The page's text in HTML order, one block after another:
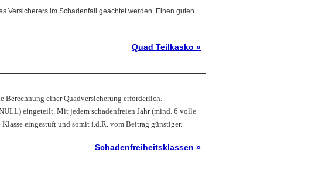
Versicherers im Schadenfall geachtet werden. Einen guten
Quad Teilkasko »
Berechnung einer Quadversicherung erforderlich.
eingeteilt. Mit jedem schadenfreien Jahr (mind. 6 volle
eingestuft und somit i.d.R. vom Beitrag günstiger.
Schadenfreiheitsklassen »